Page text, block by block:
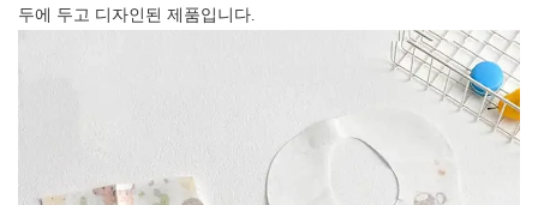
두에 두고 디자인된 제품입니다.